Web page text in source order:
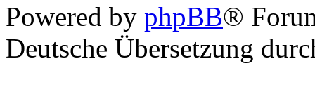
Powered by phpBB®
Deutsche Übersetzung